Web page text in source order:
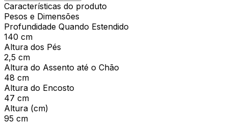
Características do produto
Pesos e Dimensões
Profundidade Quando Estendido
140 cm
Altura dos Pés
2,5 cm
Altura do Assento até o Chão
48 cm
Altura do Encosto
47 cm
Altura (cm)
95 cm